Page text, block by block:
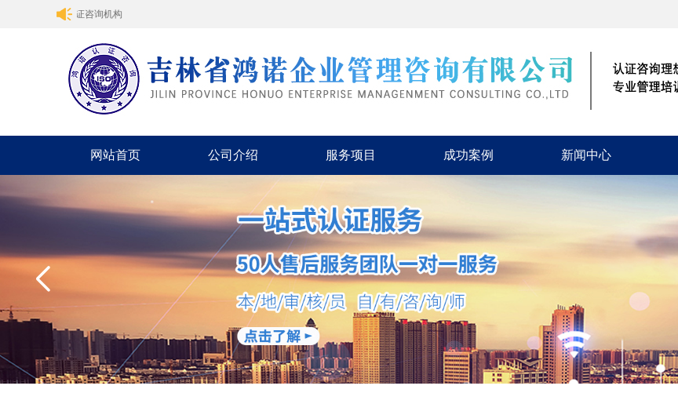
省鸿诺认证咨询机构
网站首页 公司介绍 服务项目 成功案例 新闻中心